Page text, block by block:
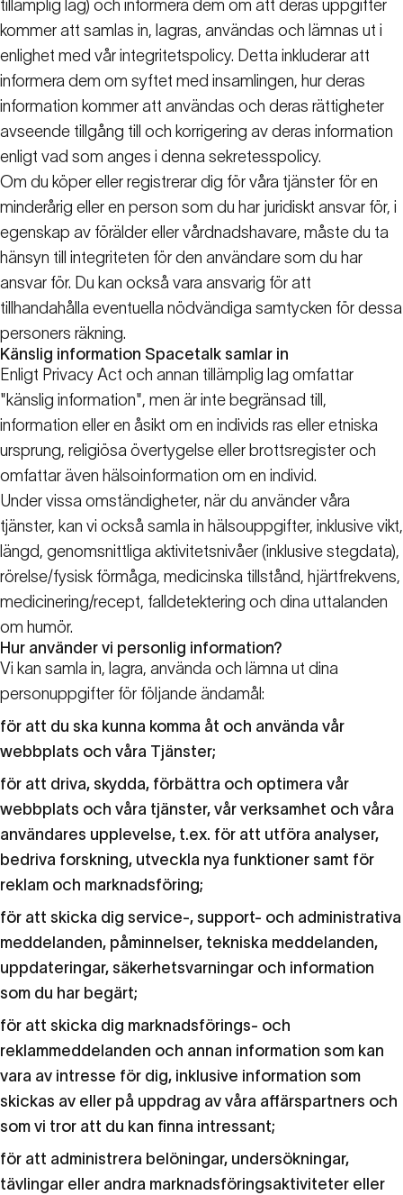
tillämplig lag) och informera dem om att deras uppgifter
kommer att samlas in, lagras, användas och lämnas ut i
enlighet med vår integritetspolicy. Detta inkluderar att
informera dem om syftet med insamlingen, hur deras
information kommer att användas och deras rättigheter
avseende tillgång till och korrigering av deras information
enligt vad som anges i denna sekretesspolicy.
Om du köper eller registrerar dig för våra tjänster för en
minderårig eller en person som du har juridiskt ansvar för, i
egenskap av förälder eller vårdnadshavare, måste du ta
hänsyn till integriteten för den användare som du har
ansvar för. Du kan också vara ansvarig för att
tillhandahålla eventuella nödvändiga samtycken för dessa
personers räkning.
Känslig information Spacetalk samlar in
Enligt Privacy Act och annan tillämplig lag omfattar
"känslig information", men är inte begränsad till,
information eller en åsikt om en individs ras eller etniska
ursprung, religiösa övertygelse eller brottsregister och
omfattar även hälsoinformation om en individ.
Under vissa omständigheter, när du använder våra
tjänster, kan vi också samla in hälsouppgifter, inklusive vikt,
längd, genomsnittliga aktivitetsnivåer (inklusive stegdata),
rörelse/fysisk förmåga, medicinska tillstånd, hjärtfrekvens,
medicinering/recept, falldetektering och dina uttalanden
om humör.
Hur använder vi personlig information?
Vi kan samla in, lagra, använda och lämna ut dina
personuppgifter för följande ändamål:
för att du ska kunna komma åt och använda vår
webbplats och våra Tjänster;
för att driva, skydda, förbättra och optimera vår
webbplats och våra tjänster, vår verksamhet och våra
användares upplevelse, t.ex. för att utföra analyser,
bedriva forskning, utveckla nya funktioner samt för
reklam och marknadsföring;
för att skicka dig service-, support- och administrativa
meddelanden, påminnelser, tekniska meddelanden,
uppdateringar, säkerhetsvarningar och information
som du har begärt;
för att skicka dig marknadsförings- och
reklammeddelanden och annan information som kan
vara av intresse för dig, inklusive information som
skickas av eller på uppdrag av våra affärspartners och
som vi tror att du kan finna intressant;
för att administrera belöningar, undersökningar,
tävlingar eller andra marknadsföringsaktiviteter eller